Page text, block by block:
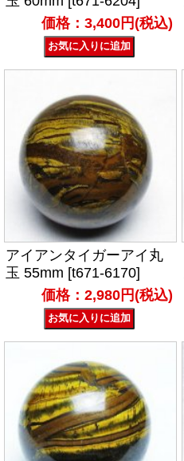
価格：3,400円(税込)
アイアンタイガーアイ丸
玉 55mm [t671-6170]
価格：2,980円(税込)